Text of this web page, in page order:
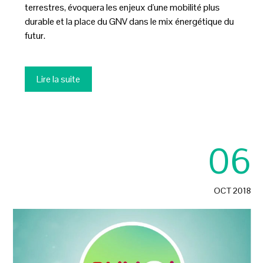
terrestres, évoquera les enjeux d'une mobilité plus
durable et la place du GNV dans le mix énergétique du
futur.
Lire la suite
06
OCT 2018